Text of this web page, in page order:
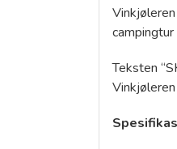
Teksten